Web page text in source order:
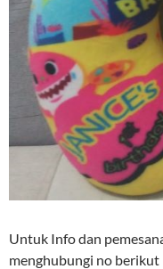
Untuk Info dan
menghubungi no berikut